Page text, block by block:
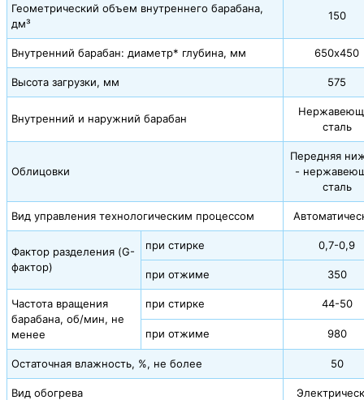
Геометрический объем внутреннего барабана,
дм³
150
Внутренний барабан: диаметр* глубина, мм 650х450
Высота загрузки, мм 575
Внутренний и наружний барабан
сталь
Облицовки
Передняя
-
сталь
Вид управления технологическим процессом
Фактор разделения (G-
фактор)
при стирке 0,7-0,9
при отжиме 350
Частота вращения
барабана, об/мин, не
менее
при стирке 44-50
при отжиме 980
Остаточная влажность, %, не более 50
Вид обогрева